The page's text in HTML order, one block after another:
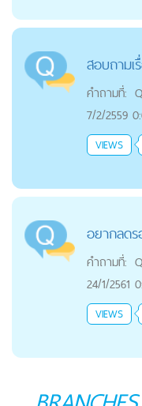
สอบถามเ
คำถามที่:
7/2/2559
VIEWS
อยากลด
คำถามที่:
24/1/2561
VIEWS